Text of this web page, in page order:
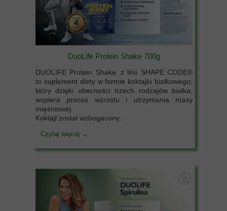
DuoLife Protein Shake 700g
DUOLIFE Protein Shake z linii SHAPE CODE®
to suplement diety w formie koktajlu białkowego,
który dzięki obecności trzech rodzajów białka,
wspiera proces wzrostu i utrzymania masy
mięśniowej.
Koktajl został wzbogacony...
Czytaj więcej →